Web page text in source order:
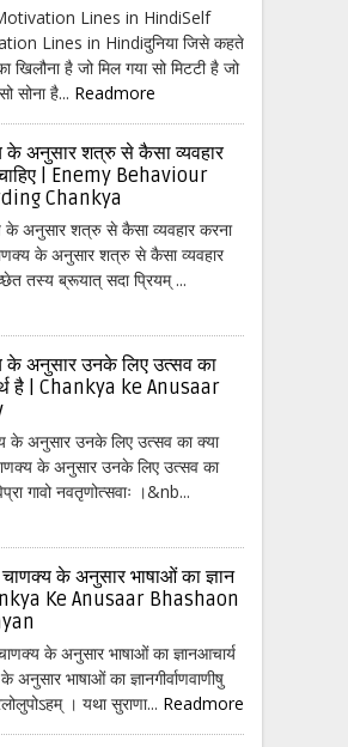
Lines in HindiSelf
Lines in Hindiदुनिया जिसे कहते
खिलौना है जो मिल गया सो मिटटी है जो
सोना है... Readmore
के अनुसार शत्रु से कैसा व्यवहार
| Enemy Behaviour
Chankya
के अनुसार शत्रु से कैसा व्यवहार करना
के अनुसार शत्रु से कैसा व्यवहार
तस्य ब्रूयात् सदा प्रियम् ...
के अनुसार उनके लिए उत्सव का
है | Chankya ke Anusaar
के अनुसार उनके लिए उत्सव का क्या
के अनुसार उनके लिए उत्सव का
गावो नवतृणोत्सवाः ।&nb...
चाणक्य के अनुसार भाषाओं का ज्ञान
Ke Anusaar Bhashaon
के अनुसार भाषाओं का ज्ञानआचार्य
अनुसार भाषाओं का ज्ञानगीर्वाणवाणीषु
। यथा सुराणा... Readmore